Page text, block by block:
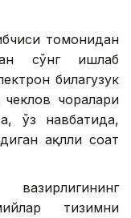
томонидан
сўнг ишлаб
билагузук
чоралари
ўз навбатида,
ақлли соат
тизимни